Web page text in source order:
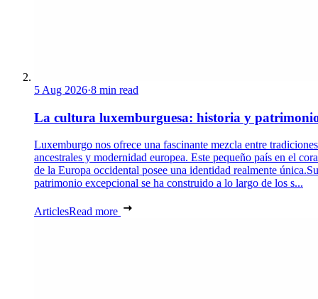
5 Aug 2026·8 min read
La cultura luxemburguesa: historia y
Luxemburgo nos ofrece una fascinante mezcla entre tradiciones
ancestrales y modernidad europea. Este pequeño país en el
de la Europa occidental posee una identidad realmente única.Su
patrimonio excepcional se ha construido a lo largo de los s...
ArticlesRead more